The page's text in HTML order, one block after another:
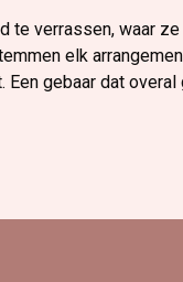
verrassen, waar
elk
gebaar dat